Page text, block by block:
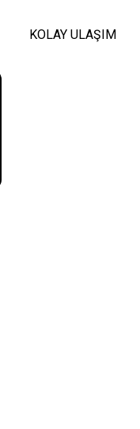
KOLAY ULAŞIM